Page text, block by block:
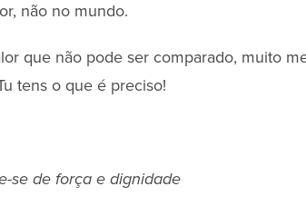
não no mundo.
que não pode ser comparado, muito
tens o que é preciso!
se de força e dignidade